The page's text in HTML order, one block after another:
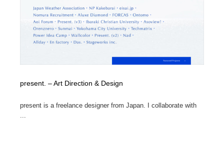
present. – Art Direction & Design
present is a freelance designer from Japan. I collaborate with